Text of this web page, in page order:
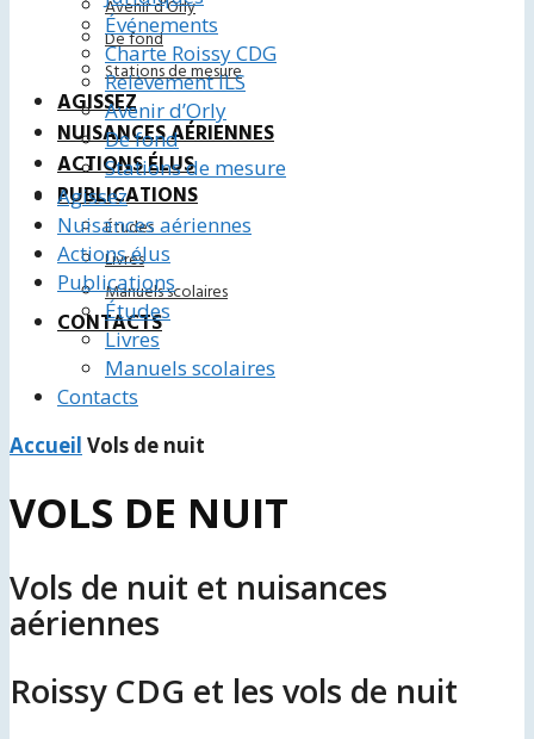
Avenir d’Orly
De fond
Stations de mesure
AGISSEZ
NUISANCES AÉRIENNES
ACTIONS ÉLUS
PUBLICATIONS
Études
Livres
Manuels scolaires
CONTACTS
Événements
Charte Roissy CDG
Relèvement ILS
Avenir d’Orly
De fond
Stations de mesure
Agissez
Nuisances aériennes
Actions élus
Publications
Études
Livres
Manuels scolaires
Contacts
Accueil Vols de nuit
VOLS DE NUIT
Vols de nuit et nuisances
aériennes
Roissy CDG et les vols de nuit